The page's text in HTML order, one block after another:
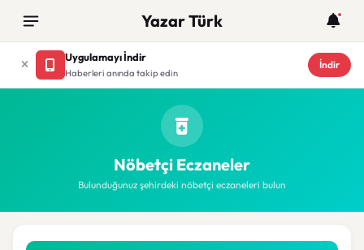
Yazar Türk
Uygulamayı İndir
Haberleri anında takip edin
İndir
Nöbetçi Eczaneler
Bulunduğunuz şehirdeki nöbetçi eczaneleri bulun